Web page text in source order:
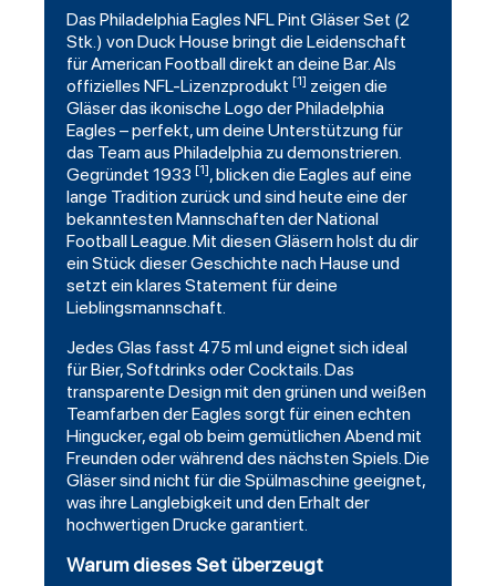
Das Philadelphia Eagles NFL Pint Gläser Set (2
Stk.) von Duck House bringt die Leidenschaft
für AmericanFootballdirekt an deine Bar. Als
offizielles NFL-Lizenzprodukt [1] zeigen die
Gläser das ikonische Logo der Philadelphia
Eagles – perfekt, um deine Unterstützung für
das Team aus Philadelphia zu demonstrieren.
Gegründet 1933 [1], blicken die Eagles auf eine
lange Tradition zurück und sind heute eine der
bekanntesten Mannschaften der National
Football League. Mit diesen Gläsern holst du dir
ein Stück dieser Geschichte nach Hause und
setzt ein klares Statement für deine
Lieblingsmannschaft.
Jedes Glas fasst 475 ml und eignet sich ideal
für Bier, Softdrinks oder Cocktails. Das
transparente Design mit den grünen und weißen
Teamfarben der Eagles sorgt für einen echten
Hingucker, egal ob beim gemütlichen Abend mit
Freunden oder während des nächsten Spiels. Die
Gläser sind nicht für die Spülmaschine geeignet,
was ihre Langlebigkeit und den Erhalt der
hochwertigen Drucke garantiert.
Warum dieses Set überzeugt